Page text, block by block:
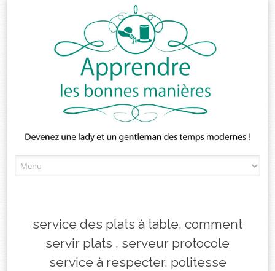
to
service des plats à table, comment
servir plats , serveur protocole
service à respecter, politesse